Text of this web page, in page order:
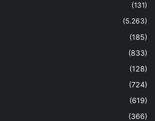
(131)
(5.263)
(185)
(833)
(128)
(724)
(619)
(366)